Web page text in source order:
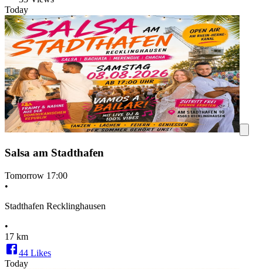
Today
Salsa am Stadthafen
Tomorrow 17:00
•
Stadthafen Recklinghausen
•
17 km
44 Likes
Today